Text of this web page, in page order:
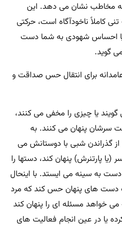
مخاطب نشان می دهد. این
کاملاً ناخودآگاه است، حرکتی
احساس شهودی به شما دست
گوید.
برای انتقال حس صداقت و
یا چیزی را مخفی می کنند،
سرشان پنهان می کنند. به
گذراندن شبی با دوستانش می
پارتنرش) پنهان کند، دستها را
به سینه می ایستد. با اینحال
های پنهان حس کند که مرد
خواهد مسئله ای را پنهان کند
یا در عین انجام فعالیت های